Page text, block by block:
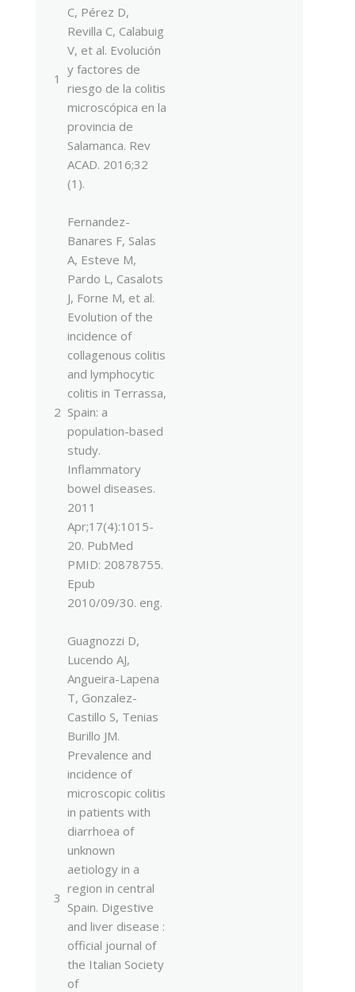
1
C, Pérez D,
Revilla C, Calabuig
V, et al. Evolución
y factores de
riesgo de la colitis
microscópica en la
provincia de
Salamanca. Rev
ACAD. 2016;32
(1).
2
Fernandez-
Banares F, Salas
A, Esteve M,
Pardo L, Casalots
J, Forne M, et al.
Evolution of the
incidence of
collagenous colitis
and lymphocytic
colitis in Terrassa,
Spain: a
population-based
study.
Inflammatory
bowel diseases.
2011
Apr;17(4):1015-
20. PubMed
PMID: 20878755.
Epub
2010/09/30. eng.
3
Guagnozzi D,
Lucendo AJ,
Angueira-Lapena
T, Gonzalez-
Castillo S, Tenias
Burillo JM.
Prevalence and
incidence of
microscopic colitis
in patients with
diarrhoea of
unknown
aetiology in a
region in central
Spain. Digestive
and liver disease :
official journal of
the Italian Society
of